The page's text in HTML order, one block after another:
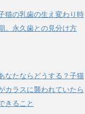
猫の乳歯の生え変わり時
。永久歯との見分け方
なたならどうする？子猫
カラスに襲われていたら
きること